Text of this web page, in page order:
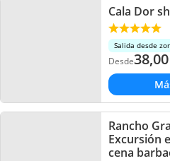
Cala Dor
Salida desde
Desde
Rancho
Excursión
cena